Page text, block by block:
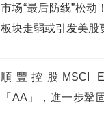
市场“最后防线”松动
板块走弱或引发美股
順豐控股MSCI
「AA」，進一步鞏